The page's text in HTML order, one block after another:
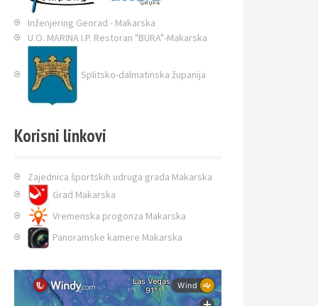
Inženjering Georad - Makarska
U.O. MARINA I.P. Restoran "BURA"-Makarska
Splitsko-dalmatinska županija
Korisni linkovi
Zajednica športskih udruga grada Makarska
Grad Makarska
Vremenska progonza Makarska
Panoramske kamere Makarska